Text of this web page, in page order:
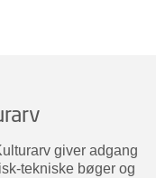
giver adgang
tekniske bøger og